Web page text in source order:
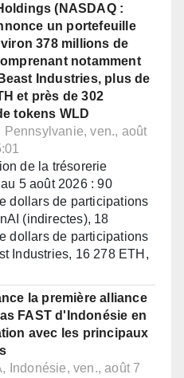
(NASDAQ :
un portefeuille
378 millions de
notamment
Industries, plus de
et près de 302
tokens WLD
Pennsylvanie, ven., août
de la trésorerie
5 août 2026 : 90
dollars de participations
(indirectes), 18
dollars de participations
Industries, 16 278 ETH,
la première alliance
FAST d'Indonésie en
avec les principaux
Indonésie, ven., août 7